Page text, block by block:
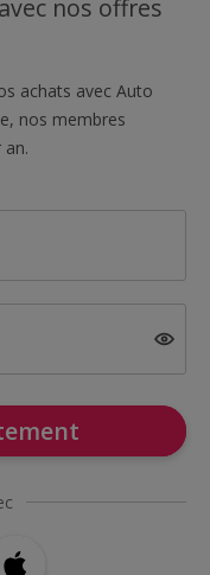
nos offres
achats avec Auto
nos membres